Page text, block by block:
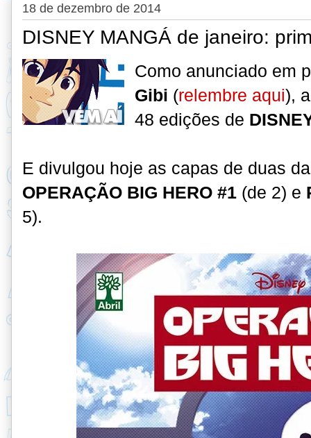
18 de dezembro de 2014
DISNEY MANGÁ de janeiro:
Como anunciado em
Gibi (relembre aqui),
48 edições de
E divulgou hoje as capas de duas
OPERAÇÃO BIG HERO #1 (de 2) e
5).